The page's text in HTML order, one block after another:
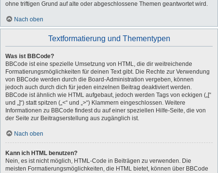
ohne triftigen Grund auf alte oder abgeschlossene Themen geantwortet wird.
Nach oben
Textformatierung und Thementypen
Was ist BBCode?
BBCode ist eine spezielle Umsetzung von HTML, die dir weitreichende
Formatierungsmöglichkeiten für deinen Text gibt. Die Rechte zur Verwendung
von BBCode werden durch die Board-Administration vergeben, können
jedoch auch durch dich für jeden einzelnen Beitrag deaktiviert werden.
BBCode ist ähnlich wie HTML aufgebaut, jedoch werden Tags von eckigen („[“
und „]“) statt spitzen („<“ und „>“) Klammern eingeschlossen. Weitere
Informationen zu BBCode findest du auf einer speziellen Hilfe-Seite, die von
der Seite zur Beitragserstellung aus zugänglich ist.
Nach oben
Kann ich HTML benutzen?
Nein, es ist nicht möglich, HTML-Code in Beiträgen zu verwenden. Die
meisten Formatierungsmöglichkeiten, die HTML bietet, können über BBCode